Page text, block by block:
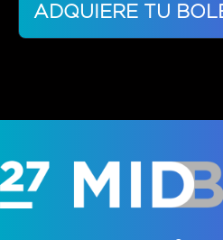
ADQUIERE TU